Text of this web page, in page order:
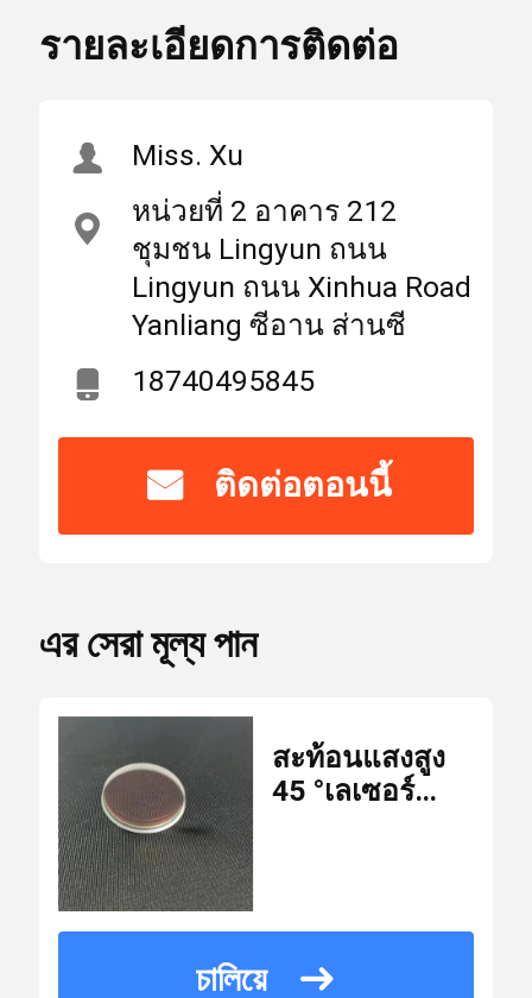
บ้าน ผลิตภัณฑ์
เลเซอร์เลนส์
เลนส์สะท้อนแสง 0 องศา
เลนส์เลเซอร์เอาท์พุต 0 องศา
สเปกโตรสโคป
สูง
45 องศา
,
เลนส์สะท้อนแสง Plano
45 องศา
กำเนิด
มณฑลส่านซีประเทศ
จีน (แผ่นดินใหญ่)
ชื่อ
แบรนด์
รับ
รุ่น
จำนวน
สั่งซื้อ
ขั้น
ต่ำ
USD7.9/piece
รายละเอียดการติดต่อ
Miss. Xu
หน่วยที่ 2 อาคาร 212
ชุมชน Lingyun ถนน
Lingyun ถนน Xinhua Road
Yanliang ซีอาน ส่านซี
18740495845
ติดต่อตอนนี้
এর সেরা মূল্য পান
สะท้อนแสงสูง
45 °เลเซอร์
1064nmHR
plano เลนส์
চালিয়ে